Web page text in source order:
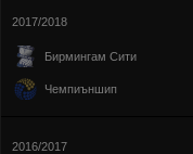
2017/2018
Бирмингам Сити
Чемпиъншип
2016/2017